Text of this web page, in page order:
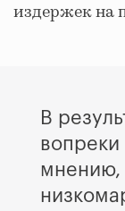
издержек на
В
мнению,